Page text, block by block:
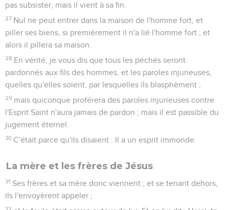
pas subsister, mais il vient à sa fin.
27 Nul ne peut entrer dans la maison de l'homme fort, et
piller ses biens, si premièrement il n'a lié l'homme fort ; et
alors il pillera sa maison.
28 En vérité, je vous dis que tous les péchés seront
pardonnés aux fils des hommes, et les paroles injurieuses,
quelles qu'elles soient, par lesquelles ils blasphèment ;
29 mais quiconque proférera des paroles injurieuses contre
l'Esprit Saint n'aura jamais de pardon ; mais il est passible du
jugement éternel.
30 C'était parce qu'ils disaient : Il a un esprit immonde.
La mère et les frères de Jésus
31 Ses frères et sa mère donc viennent ; et se tenant dehors,
ils l'envoyèrent appeler ;
32